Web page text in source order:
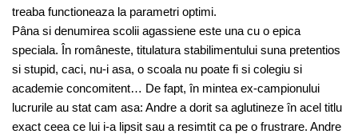
treaba functioneaza la parametri optimi.
Pâna si denumirea scolii agassiene este una cu o epica
speciala. În româneste, titulatura stabilimentului suna pretentios
si stupid, caci, nu-i asa, o scoala nu poate fi si colegiu si
academie concomitent… De fapt, în mintea ex-campionului
lucrurile au stat cam asa: Andre a dorit sa aglutineze în acel titlu
exact ceea ce lui i-a lipsit sau a resimtit ca pe o frustrare. Andre